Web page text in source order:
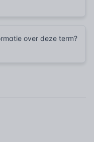
over deze term?